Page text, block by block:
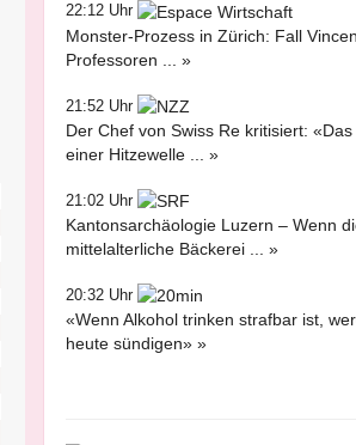
22:12 Uhr
Monster-Prozess in Zürich: Fall
Professoren ... »
21:52 Uhr
Der Chef von Swiss Re kritisiert: «Das
einer Hitzewelle ... »
21:02 Uhr
Kantonsarchäologie Luzern – Wenn
mittelalterliche Bäckerei ... »
20:32 Uhr
«Wenn Alkohol trinken strafbar ist,
heute sündigen» »